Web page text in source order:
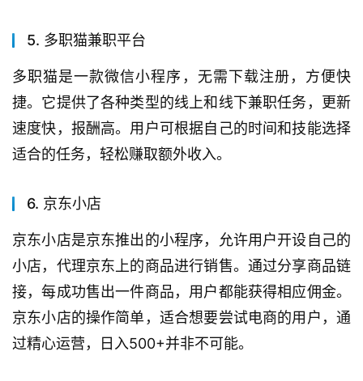
5. 多职猫兼职平台
多职猫是一款微信小程序，无需下载注册，方便快
捷。它提供了各种类型的线上和线下兼职任务，更新
速度快，报酬高。用户可根据自己的时间和技能选择
适合的任务，轻松赚取额外收入。
6. 京东小店
京东小店是京东推出的小程序，允许用户开设自己的
小店，代理京东上的商品进行销售。通过分享商品链
接，每成功售出一件商品，用户都能获得相应佣金。
京东小店的操作简单，适合想要尝试电商的用户，通
过精心运营，日入500+并非不可能。